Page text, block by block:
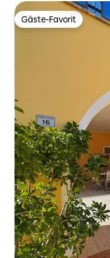
Gäste-Favorit
Gäste-Favorit